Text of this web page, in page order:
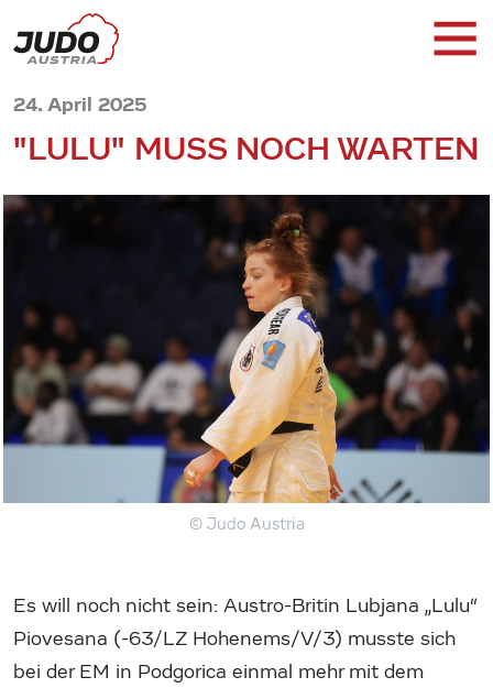
24. April 2025
"LULU" MUSS NOCH WARTEN
© Judo Austria
Es will noch nicht sein: Austro-Britin Lubjana „Lulu“
Piovesana (-63/LZ Hohenems/V/3) musste sich
bei der EM in Podgorica einmal mehr mit dem